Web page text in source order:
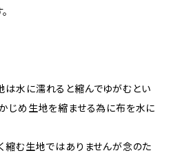
水に濡れると縮んでゆがむとい
じめ生地を縮ませる為に布を水に
縮む生地ではありませんが念のた